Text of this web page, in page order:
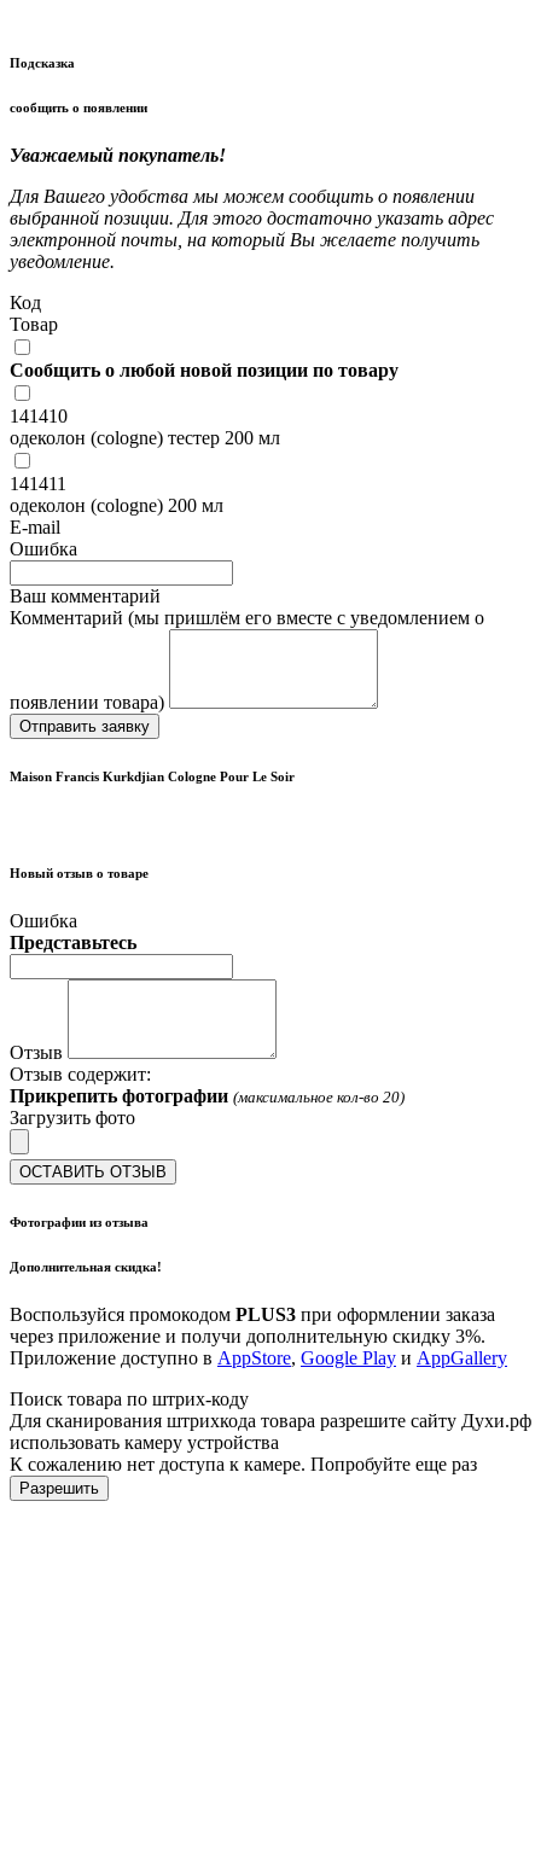
Подсказка
сообщить о появлении
Уважаемый покупатель!
Для Вашего удобства мы можем сообщить о появлении
выбранной позиции. Для этого достаточно указать адрес
электронной почты, на который Вы желаете получить
уведомление.
Код
Товар
Сообщить о любой новой позиции по товару
141410
одеколон (cologne) тестер 200 мл
141411
одеколон (cologne) 200 мл
E-mail
Ошибка
Ваш комментарий
Комментарий (мы пришлём его вместе с уведомлением о
появлении товара)
Отправить заявку
Maison Francis Kurkdjian Cologne Pour Le Soir
Новый отзыв о товаре
Ошибка
Представьтесь
Отзыв
Отзыв содержит:
Прикрепить фотографии (максимальное кол-во 20)
Загрузить фото
ОСТАВИТЬ ОТЗЫВ
Фотографии из отзыва
Дополнительная скидка!
Воспользуйся промокодом PLUS3 при оформлении заказа
через приложение и получи дополнительную скидку 3%.
Приложение доступно в AppStore, Google Play и AppGallery
Поиск товара по штрих-коду
Для сканирования штрихкода товара разрешите сайту Духи.рф
использовать камеру устройства
К сожалению нет доступа к камере. Попробуйте еще раз
Разрешить